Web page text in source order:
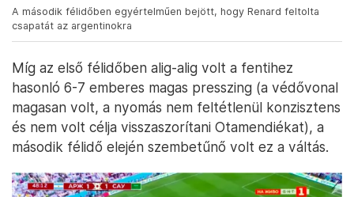
A második félidőben egyértelműen bejött, hogy Renard feltolta
csapatát az argentinokra
Míg az első félidőben alig-alig volt a fentihez
hasonló 6-7 emberes magas presszing (a védővonal
magasan volt, a nyomás nem feltétlenül konzisztens
és nem volt célja visszaszorítani Otamendiékat), a
második félidő elején szembetűnő volt ez a váltás.